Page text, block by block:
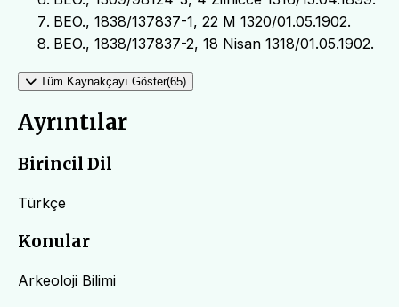
BEO., 1838/137837-1, 22 M 1320/01.05.1902.
BEO., 1838/137837-2, 18 Nisan 1318/01.05.1902.
Tüm Kaynakçayı Göster(65)
Ayrıntılar
Birincil Dil
Türkçe
Konular
Arkeoloji Bilimi